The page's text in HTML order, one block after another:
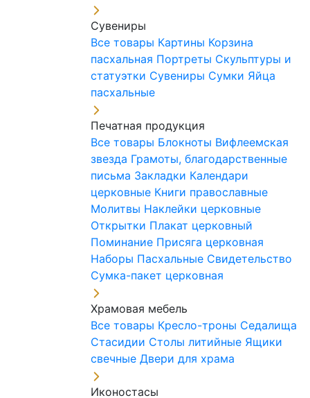
Сувениры
Все товары Картины Корзина
пасхальная Портреты Скульптуры и
статуэтки Сувениры Сумки Яйца
пасхальные
Печатная продукция
Все товары Блокноты Вифлеемская
звезда Грамоты, благодарственные
письма Закладки Календари
церковные Книги православные
Молитвы Наклейки церковные
Открытки Плакат церковный
Поминание Присяга церковная
Наборы Пасхальные Свидетельство
Сумка-пакет церковная
Храмовая мебель
Все товары Кресло-троны Седалища
Стасидии Столы литийные Ящики
свечные Двери для храма
Иконостасы